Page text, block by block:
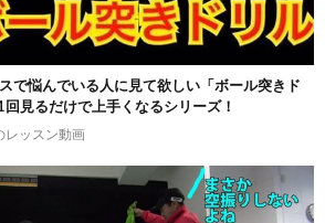
で悩んでいる人に見て欲しい「ボール突きド
見るだけで上手くなるシリーズ！
レッスン動画